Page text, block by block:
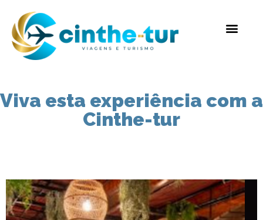
Viva esta experiência com a
Cinthe-tur